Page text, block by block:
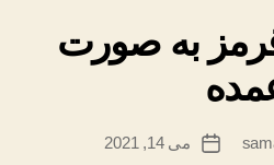
قرمز به صورت
تاریخمی 14, 2021